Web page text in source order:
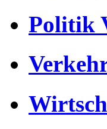
Politik